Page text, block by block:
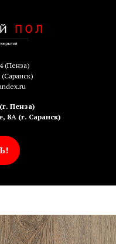
(Пенза)
(Саранск)
Пенза)
8А (г. Саранск)